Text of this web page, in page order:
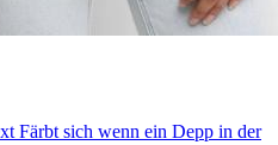
Färbt sich wenn ein Depp in der